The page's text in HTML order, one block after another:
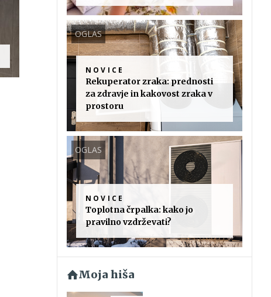
OGLAS
NOVICE
Rekuperator zraka: prednosti
za zdravje in kakovost zraka v
prostoru
OGLAS
NOVICE
Toplotna črpalka: kako jo
pravilno vzdrževati?
Moja hiša